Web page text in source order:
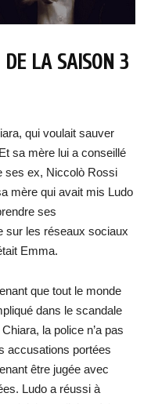
LA SAISON 3
qui voulait sauver
sa mère lui a conseillé
ses ex, Niccolò Rossi
mère qui avait mis Ludo
ses
sur les réseaux sociaux
Emma.
que tout le monde
dans le scandale
la police n’a pas
accusations portées
être jugée avec
Ludo a réussi à